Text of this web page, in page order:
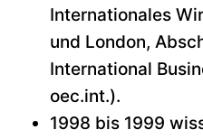
Internationales
und London,
International
oec.int.).
1998 bis 1999